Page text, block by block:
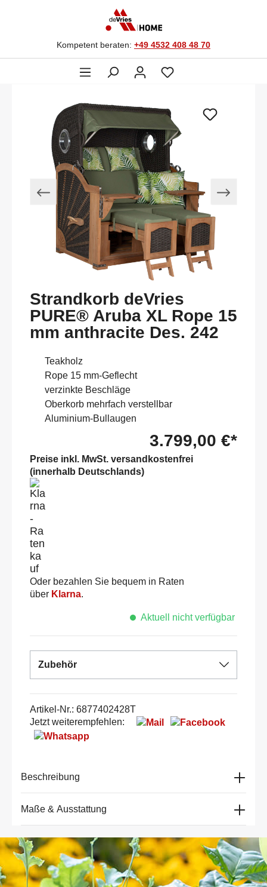
Kompetent beraten: +49 4532 408 48 70
Strandkorb deVries
PURE® Aruba XL Rope 15
mm anthracite Des. 242
Teakholz
Rope 15 mm-Geflecht
verzinkte Beschläge
Oberkorb mehrfach verstellbar
Aluminium-Bullaugen
3.799,00 €*
Preise inkl. MwSt. versandkostenfrei
(innerhalb Deutschlands)
Oder bezahlen Sie bequem in Raten
über Klarna.
Aktuell nicht verfügbar
Zubehör
Artikel-Nr.: 6877402428T
Jetzt weiterempfehlen:
Beschreibung
Maße & Ausstattung